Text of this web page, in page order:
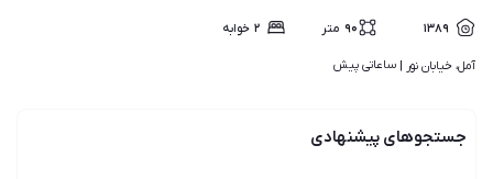
۱۳۸۹ ۹۰ متر ۲ خوابه
آمل، خیابان نور | ساعاتی پیش
جستجوهای پیشنهادی